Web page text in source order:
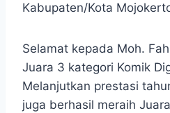
Kabupaten/Kota
Selamat kepada Moh.
Juara 3 kategori Komik
Melanjutkan prestasi
juga berhasil meraih